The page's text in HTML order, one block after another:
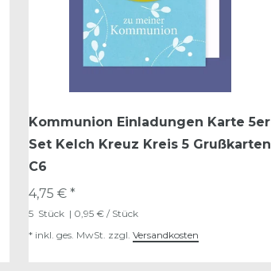
Kommunion Einladungen Karte 5er
Set Kelch Kreuz Kreis 5 Grußkarten
C6
4,75 € *
5 Stück | 0,95 € / Stück
* inkl. ges. MwSt. zzgl. Versandkosten